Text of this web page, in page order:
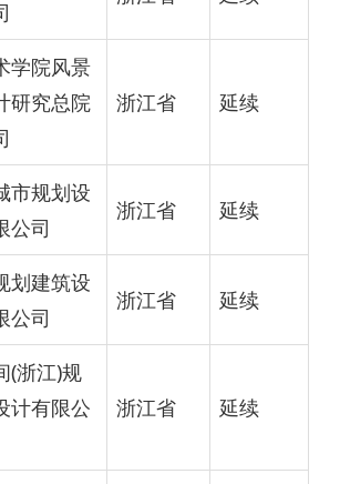
学院风景
研究总院
浙江省 延续
市规划设
公司
浙江省 延续
划建筑设
公司
浙江省 延续
(浙江)规
计有限公
浙江省 延续